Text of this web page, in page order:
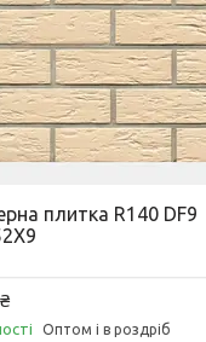
плитка R140 DF9
Оптом і в роздріб